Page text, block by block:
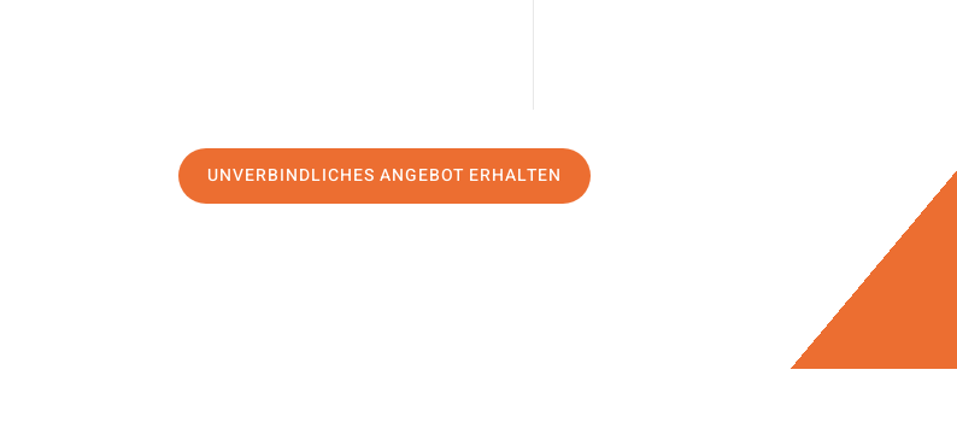
UNVERBINDLICHES ANGEBOT ERHALTEN